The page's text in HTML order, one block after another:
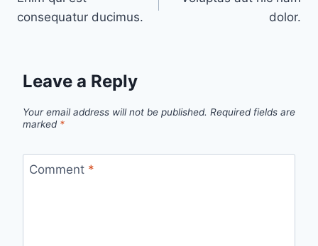
navigation
consequatur ducimus.
dolor.
Leave a Reply
Your email address will not be published. Required fields are
marked *
Comment *